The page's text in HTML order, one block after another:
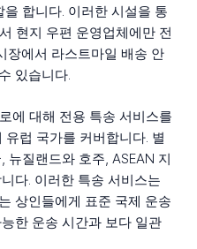
합니다. 이러한 시설을 통
현지 우편 운영업체에만 전
장에서 라스트마일 배송 안
있습니다.
에 대해 전용 특송 서비스를
럽 국가를 커버합니다. 별
뉴질랜드와 호주, ASEAN 지
다. 이러한 특송 서비스는
상인들에게 표준 국제 운송
한 운송 시간과 보다 일관